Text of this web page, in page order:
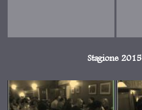
Stagione 2015